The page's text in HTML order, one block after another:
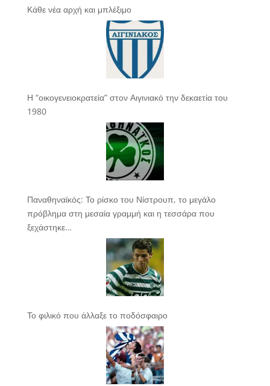
Κάθε νέα αρχή και μπλέξιμο
Η “οικογενειοκρατεία” στον Αιγινιακό την δεκαετία του
1980
Παναθηναϊκός: Το ρίσκο του Νίστρουπ, το μεγάλο
πρόβλημα στη μεσαία γραμμή και η τεσσάρα που
ξεχάστηκε…
Το φιλικό που άλλαξε το ποδόσφαιρο